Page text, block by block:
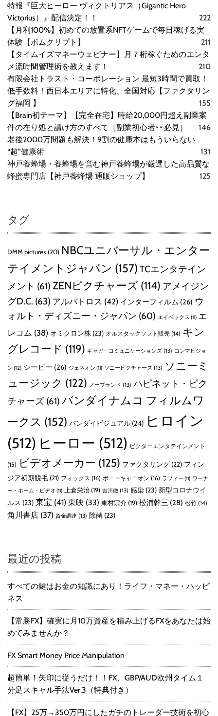
特報『巨大ヒーロー ヴィクトリアス（Gigantic Hero
Victorius）』配信決定！！
222
【月利100%】初めての放置系NFTゲームで毎日稼げる実
体験【ボムクリプト】
211
【タイムイズマネーウェビナー】月７桁稼ぐためのエンタ
メ流時間管理術を教えます！
210
有限会社トラスト・コーポレーション 最短3時間で買取！
低手数料！西日本エリアに特化、全国対応【ファクタリン
グ福岡 】
155
【Brain初テーマ】【完全在宅】時給20,000円超え副業案
件の在り処と請け方のすべて［副業初心者
必見］
146
老後2000万問題も解決！9割の健康本はもういらない
“超”健康術
131
神戸養蜂場・養蜂場を営む神戸養蜂場が厳選した高品質な
蜂蜜専門店【神戸養蜂場 通販ショップ】
125
タグ
DMM pictures (20) NBCユニバーサル・エンター
テイメントジャパン (157) TCエンタテイン
メント (61) ZENピクチャーズ (114) アメイジン
グD.C. (63) アルバトロス (42) インターフィルム (26) ウ
ォルト・ディズニー・ジャパン (60) エイベックス (11) エ
レコム (38) オミクロン株 (23) オルスタックソフト販売 (14) キン
グレコード (119) ギャガ・コミュニケーションズ (13) コンマビジョ
ン (12) シービー (26) ジェネオン (11) ソニーピクチャーズ (13) ソニーミ
ュージック (122) ノーブランド (13) ハピネット・ピク
チャーズ (61) バンダイナムコ フィルムワ
ークス (152) バンダイビジュアル (24) ヒロイン
(512) ヒーロー (512) ビクターエンタテインメント
(15) ビデオメーカー (125) ファクタリング (22) フィン
ジア初期脱毛 (21) フォックス (16) ポニーキャニオン (16) ラフィー (11) ワーナ
ー・ホーム・ビデオ (11) 上倉栄治 (19) 吉川徹 (13) 感染 (23) 新型コロナウイ
ルス (23) 東宝 (41) 東映 (33) 東村宗介 (19) 松浦幹三 (28) 松竹 (14)
角川書店 (37) 資金調達 (13) 除菌 (23)
最近の投稿
すべての鍵はお金の知識にあり！ライフ・マネー・ハッピ
ネス
【常勝FX】確実に月10万資産を積み上げるFXをあなたは始
めてみませんか？
FX Smart Money Price Manipulation
超簡単！矢印に従うだけ！！FX、GBP/AUD欧州タイム１
分足スキャル手法Ver.3（特典付き）
【FX】25万→350万円にしたガチのトレーダー技術を初心